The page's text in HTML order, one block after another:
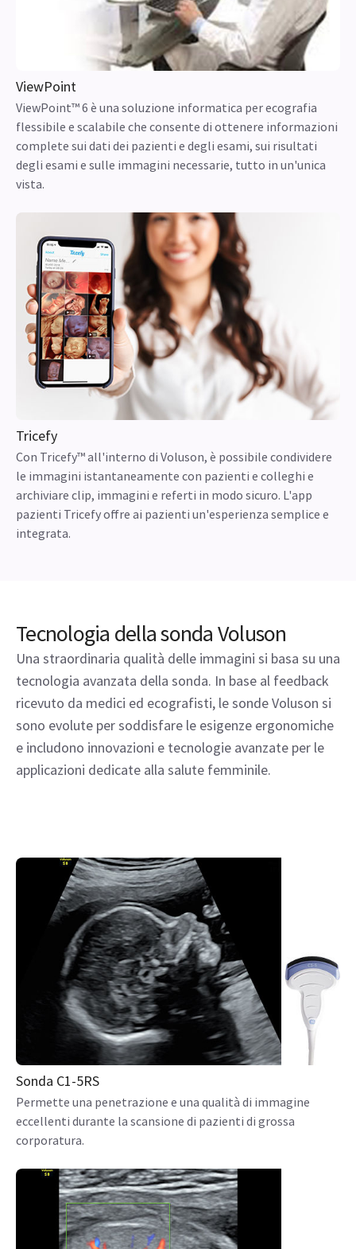
ViewPoint
ViewPoint™ 6 è una soluzione informatica per ecografia
flessibile e scalabile che consente di ottenere informazioni
complete sui dati dei pazienti e degli esami, sui risultati
degli esami e sulle immagini necessarie, tutto in un'unica
vista.
Tricefy
Con Tricefy™ all'interno di Voluson, è possibile condividere
le immagini istantaneamente con pazienti e colleghi e
archiviare clip, immagini e referti in modo sicuro. L'app
pazienti Tricefy offre ai pazienti un'esperienza semplice e
integrata.
Tecnologia della sonda Voluson
Una straordinaria qualità delle immagini si basa su una
tecnologia avanzata della sonda. In base al feedback
ricevuto da medici ed ecografisti, le sonde Voluson si
sono evolute per soddisfare le esigenze ergonomiche
e includono innovazioni e tecnologie avanzate per le
applicazioni dedicate alla salute femminile.
Sonda C1-5RS
Permette una penetrazione e una qualità di immagine
eccellenti durante la scansione di pazienti di grossa
corporatura.